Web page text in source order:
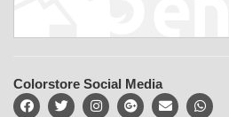
Colorstore Social Media